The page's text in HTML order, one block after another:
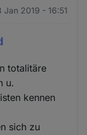
Jan 2019 - 16:51
totalitäre
u.
kennen
sich zu